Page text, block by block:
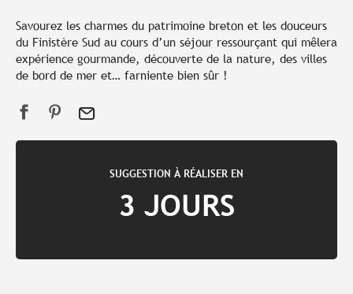
Savourez les charmes du patrimoine breton et les douceurs
du Finistère Sud au cours d’un séjour ressourçant qui mêlera
expérience gourmande, découverte de la nature, des villes
de bord de mer et… farniente bien sûr !
SUGGESTION À RÉALISER EN
3 JOURS